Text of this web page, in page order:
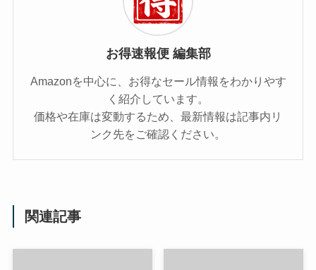
お得速報便 編集部
Amazonを中心に、お得なセール情報をわかりやす
く紹介しています。
価格や在庫は変動するため、最新情報は記事内リ
ンク先をご確認ください。
関連記事